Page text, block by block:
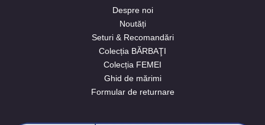
Despre noi
Noutăți
Seturi & Recomandări
Colecția BĂRBAŢI
Colecția FEMEI
Ghid de mărimi
Formular de returnare